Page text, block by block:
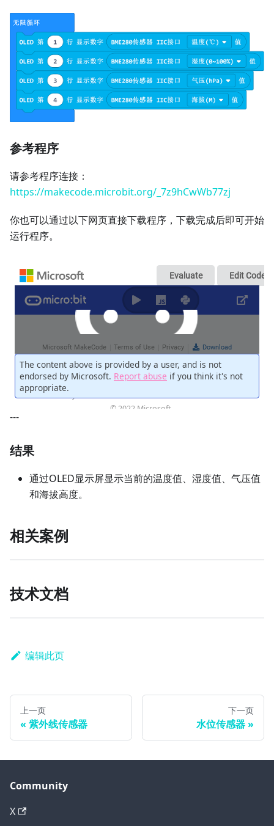
参考程序
请参考程序连接：
https://makecode.microbit.org/_7z9hCwWb77zj
你也可以通过以下网页直接下载程序，下载完成后即可开始
运行程序。
---
结果
通过OLED显示屏显示当前的温度值、湿度值、气压值
和海拔高度。
相关案例
技术文档
编辑此页
上一页
紫外线传感器
下一页
水位传感器
Community
X